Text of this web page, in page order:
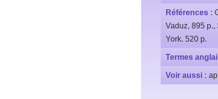
Références :
Vaduz, 895
York. 520 p.
Termes
Voir aussi :